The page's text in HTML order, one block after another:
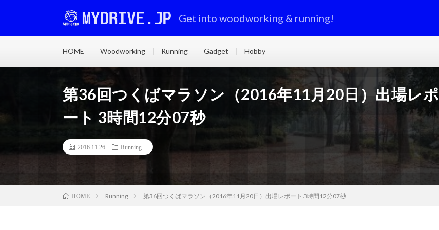
Get into woodworking & running!
HOME Woodworking Running Gadget Hobby
第36回つくばマラソン（2016年11月20日）出場レポ
ート 3時間12分07秒
2016.11.26 Running
HOME Running 第36回つくばマラソン（2016年11月20日）出場レポート 3時間12分07秒